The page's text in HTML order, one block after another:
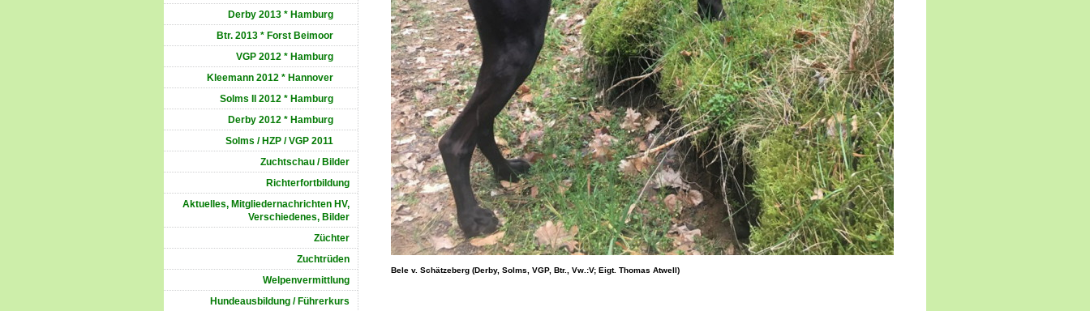
Bele v. Schätzeberg (Derby, Solms, VGP, Btr., Vw.:V; Eigt. Thomas Atwell)
Derby 2013 * Hamburg
Btr. 2013 * Forst Beimoor
VGP 2012 * Hamburg
Kleemann 2012 * Hannover
Solms II 2012 * Hamburg
Derby 2012 * Hamburg
Solms / HZP / VGP 2011
Zuchtschau / Bilder
Richterfortbildung
Aktuelles, Mitgliedernachrichten HV,
Verschiedenes, Bilder
Züchter
Zuchtrüden
Welpenvermittlung
Hundeausbildung / Führerkurs